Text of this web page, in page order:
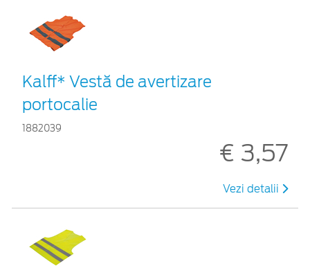
Kalff* Vestă de avertizare
portocalie
1882039
€ 3,57
Vezi detalii